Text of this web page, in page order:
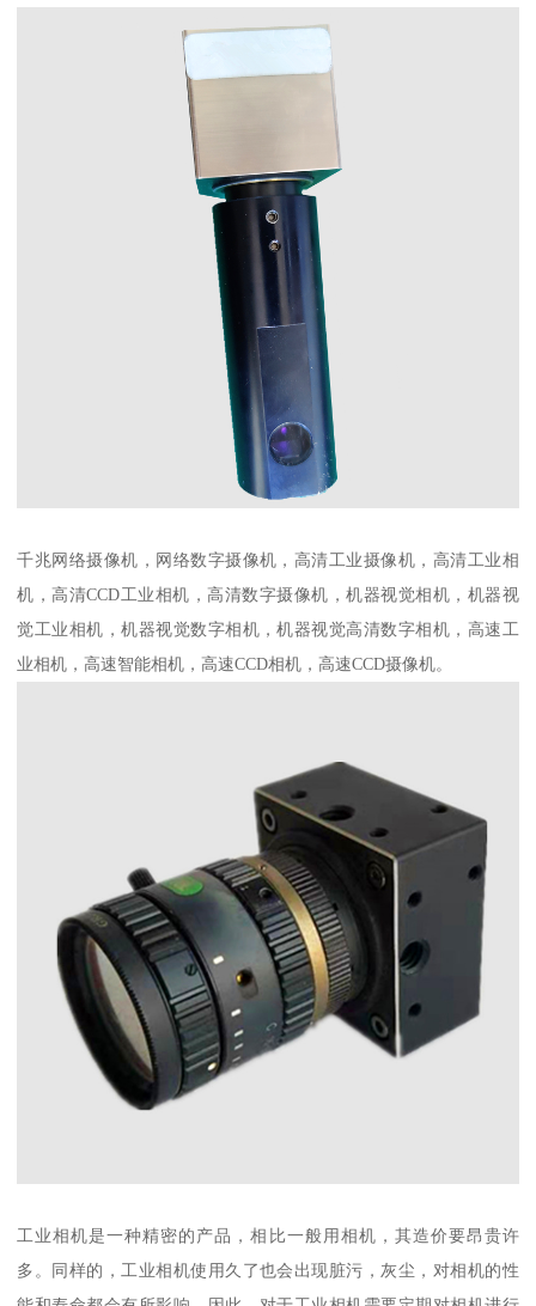
千兆网络摄像机，网络数字摄像机，高清工业摄像机，高清工业相
机，高清CCD工业相机，高清数字摄像机，机器视觉相机，机器视
觉工业相机，机器视觉数字相机，机器视觉高清数字相机，高速工
业相机，高速智能相机，高速CCD相机，高速CCD摄像机。
工业相机是一种精密的产品，相比一般用相机，其造价要昂贵许
多。同样的，工业相机使用久了也会出现脏污，灰尘，对相机的性